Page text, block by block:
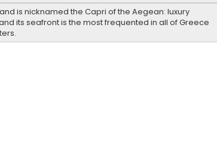
is nicknamed the Capri of the Aegean: luxury
its seafront is the most frequented in all of Greece